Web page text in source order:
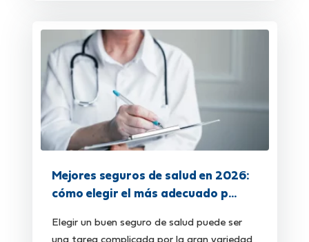
Mejores seguros de salud en 2026:
cómo elegir el más adecuado p...
Elegir un buen seguro de salud puede ser